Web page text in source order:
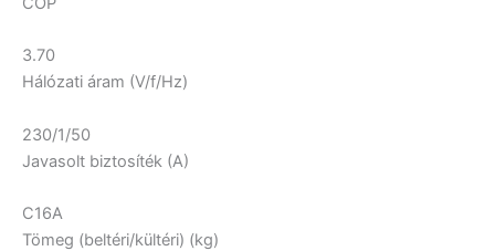
3.70
Hálózati áram (V/f/Hz)
230/1/50
Javasolt biztosíték (A)
C16A
Tömeg (beltéri/kültéri) (kg)